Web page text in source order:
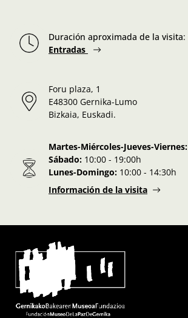
Duración aproximada de la visita:
Entradas
Foru plaza, 1
E48300 Gernika-Lumo
Bizkaia, Euskadi.
Martes-Miércoles-Jueves-Viernes:
Sábado: 10:00 - 19:00h
Lunes-Domingo: 10:00 - 14:30h
Información de la visita